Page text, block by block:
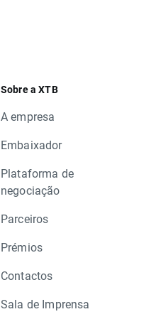
Sobre a XTB
A empresa
Embaixador
Plataforma de
negociação
Parceiros
Prémios
Contactos
Sala de Imprensa